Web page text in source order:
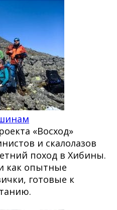
«Восход»
и скалолазов
поход в Хибины.
как опытные
готовые к